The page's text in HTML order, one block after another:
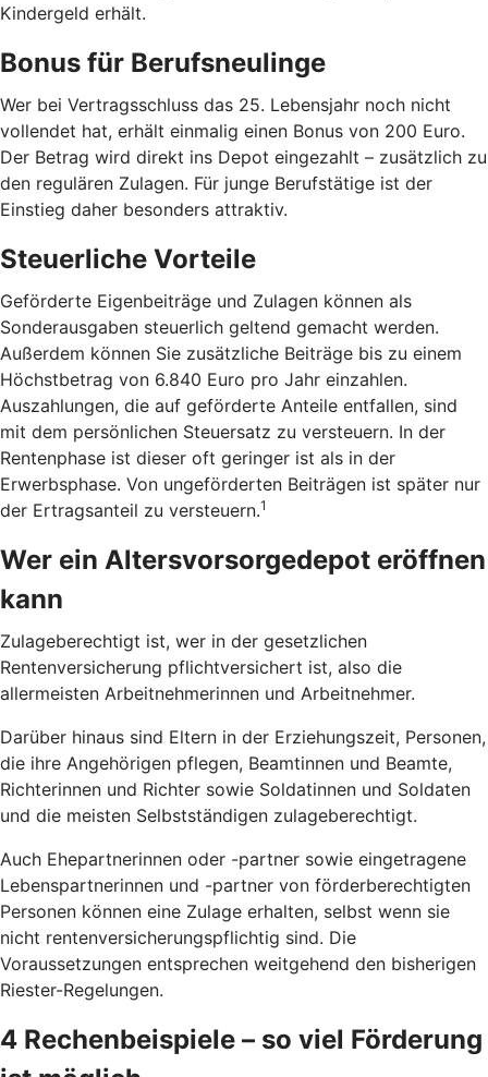
Kindergeld erhält.
Bonus für Berufsneulinge
Wer bei Vertragsschluss das 25. Lebensjahr noch nicht
vollendet hat, erhält einmalig einen Bonus von 200 Euro.
Der Betrag wird direkt ins Depot eingezahlt – zusätzlich zu
den regulären Zulagen. Für junge Berufstätige ist der
Einstieg daher besonders attraktiv.
Steuerliche Vorteile
Geförderte Eigenbeiträge und Zulagen können als
Sonderausgaben steuerlich geltend gemacht werden.
Außerdem können Sie zusätzliche Beiträge bis zu einem
Höchstbetrag von 6.840 Euro pro Jahr einzahlen.
Auszahlungen, die auf geförderte Anteile entfallen, sind
mit dem persönlichen Steuersatz zu versteuern. In der
Rentenphase ist dieser oft geringer ist als in der
Erwerbsphase. Von ungeförderten Beiträgen ist später nur
der Ertragsanteil zu versteuern.1
Wer ein Altersvorsorgedepot eröffnen
kann
Zulageberechtigt ist, wer in der gesetzlichen
Rentenversicherung pflichtversichert ist, also die
allermeisten Arbeitnehmerinnen und Arbeitnehmer.
Darüber hinaus sind Eltern in der Erziehungszeit, Personen,
die ihre Angehörigen pflegen, Beamtinnen und Beamte,
Richterinnen und Richter sowie Soldatinnen und Soldaten
und die meisten Selbstständigen zulageberechtigt.
Auch Ehepartnerinnen oder -partner sowie eingetragene
Lebenspartnerinnen und -partner von förderberechtigten
Personen können eine Zulage erhalten, selbst wenn sie
nicht rentenversicherungspflichtig sind. Die
Voraussetzungen entsprechen weitgehend den bisherigen
Riester-Regelungen.
4 Rechenbeispiele – so viel Förderung